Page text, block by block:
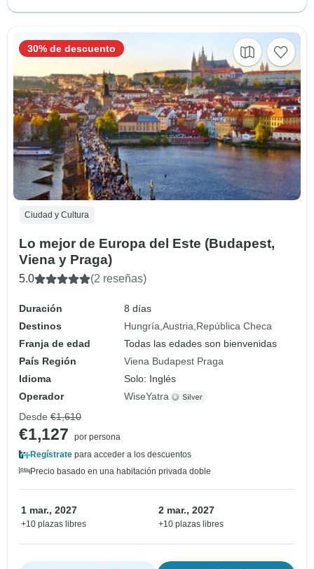
Ciudad y Cultura
Lo mejor de Europa del Este (Budapest,
Viena y Praga)
5.0 (2 reseñas)
Duración
8 días
Destinos
Hungría Austria República Checa
Franja de edad
Todas las edades son bienvenidas
País Región
Viena Budapest Praga
Idioma
Solo: Inglés
Operador
WiseYatra
30% de descuento
Desde €1,610
€1,127
por persona
Regístrate para acceder a los descuentos
Precio basado en una habitación privada doble
1 mar., 2027
+10 plazas libres
2 mar., 2027
+10 plazas libres